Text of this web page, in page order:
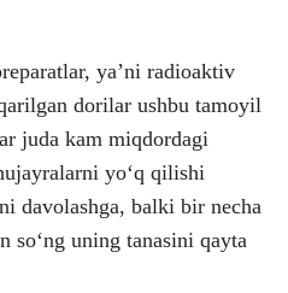
yaʼni radioaktiv
dorilar ushbu tamoyil
juda kam miqdordagi
yoʻq qilishi
davolashga, balki bir necha
soʻng uning tanasini qayta